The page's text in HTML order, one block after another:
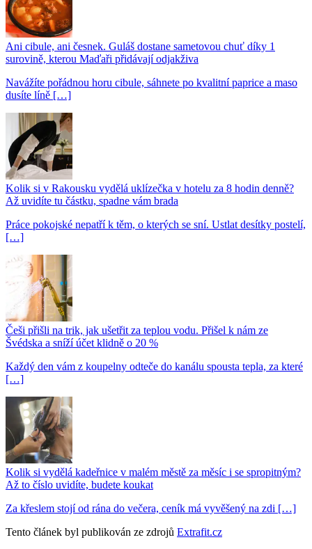
Ani cibule, ani česnek. Guláš dostane sametovou chuť díky 1
surovině, kterou Maďaři přidávají odjakživa
Navážíte pořádnou horu cibule, sáhnete po kvalitní paprice a maso
dusíte líně […]
Kolik si v Rakousku vydělá uklízečka v hotelu za 8 hodin denně?
Až uvidíte tu částku, spadne vám brada
Práce pokojské nepatří k těm, o kterých se sní. Ustlat desítky postelí,
[…]
Češi přišli na trik, jak ušetřit za teplou vodu. Přišel k nám ze
Švédska a sníží účet klidně o 20 %
Každý den vám z koupelny odteče do kanálu spousta tepla, za které
[…]
Kolik si vydělá kadeřnice v malém městě za měsíc i se spropitným?
Až to číslo uvidíte, budete koukat
Za křeslem stojí od rána do večera, ceník má vyvěšený na zdi […]
Tento článek byl publikován ze zdrojů Extrafit.cz